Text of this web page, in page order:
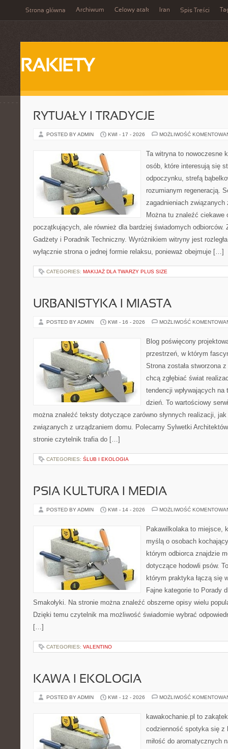
Strona główna Archiwum Celowy atak Iran Spis Treści
RAKIETY
RYTUAŁY I TRADYCJE
POSTED BY ADMIN KWI - 17 - 2026 MOŻLIWOŚĆ
Ta witryna to nowoczesne
osób, które interesują się
odpoczynku, strefą
rozumianym regeneracją.
zagadnieniach
Można tu znaleźć ciekawe
początkujących, ale również dla bardziej świadomych odbiorców.
Gadżety i Poradnik Techniczny. Wyróżnikiem witryny jest
wyłącznie strona o jednej formie relaksu, ponieważ obejmuje […]
CATEGORIES: MAKIJAŻ DLA TWARZY PLUS SIZE
URBANISTYKA I MIASTA
POSTED BY ADMIN KWI - 16 - 2026 MOŻLIWOŚĆ
Blog poświęcony
przestrzeń, w którym
Strona została stworzona
chcą zgłębiać świat
tendencji wpływających
dzień. To wartościowy
można znaleźć teksty dotyczące zarówno słynnych realizacji,
związanych z urządzaniem domu. Polecamy Sylwetki
stronie czytelnik trafia do […]
CATEGORIES: ŚLUB I EKOLOGIA
PSIA KULTURA I MEDIA
POSTED BY ADMIN KWI - 14 - 2026 MOŻLIWOŚĆ
Pakawilkolaka to miejsce,
myślą o osobach
którym odbiorca znajdzie
dotyczące hodowli psów.
którym praktyka łączą się
Fajne kategorie to Porady
Smakołyki. Na stronie można znaleźć obszerne opisy wielu
Dzięki temu czytelnik ma możliwość świadomie wybrać
[…]
CATEGORIES: VALENTINO
KAWA I EKOLOGIA
POSTED BY ADMIN KWI - 12 - 2026 MOŻLIWOŚĆ
kawakochanie.pl to
codzienność spotyka się z
miłość do aromatycznych